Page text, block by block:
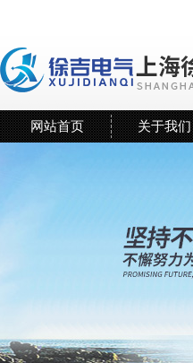
网站首页 关于我们